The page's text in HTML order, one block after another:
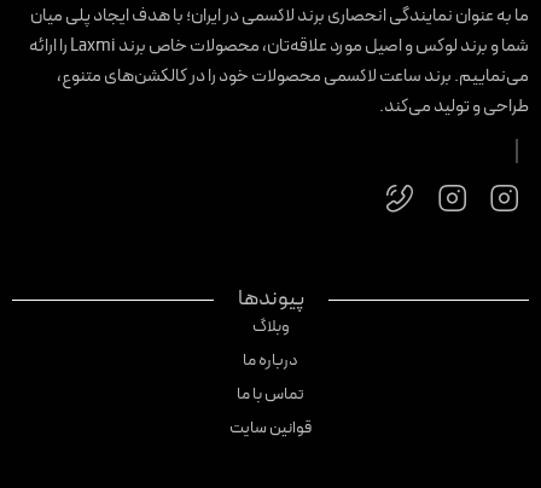
به عنوان نمایندگی انحصاری برند لاکسمی در ایران؛ با هدف ایجاد پلی میان
شما و برند لوکس و اصیل مورد علاقه‌تان، محصولات خاص برند Laxmi را ارائه
برند ساعت لاکسمی محصولات خود را در کالکشن‌های متنوع،
و تولید می‌کند.
پیوندها
وبلاگ
درباره ما
تماس با ما
قوانین سایت